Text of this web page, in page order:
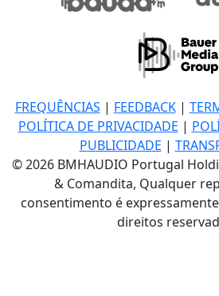
FREQUÊNCIAS | FEEDBACK|
POLÍTICA DE PRIVACIDADE |
PUBLICIDADE |
© 2026 BMHAUDIO Portugal
& Comandita, Qualquer
consentimento é
direitos